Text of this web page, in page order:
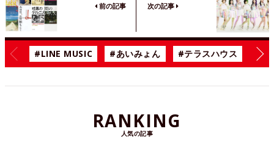
前の記事 次の記事
#LINE MUSIC #あいみょん #テラスハウス #漫
RANKING
人気の記事